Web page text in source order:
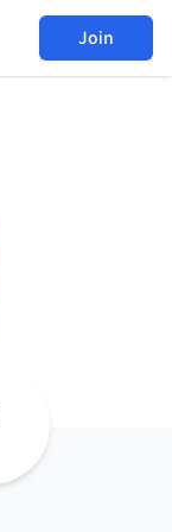
Join